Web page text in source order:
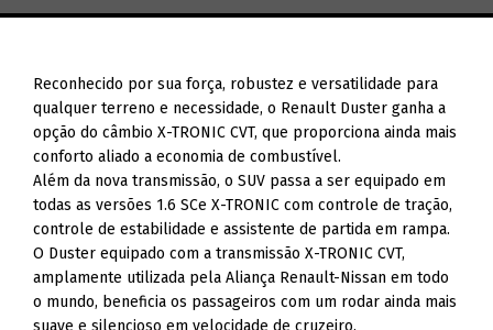
Reconhecido por sua força, robustez e versatilidade para
qualquer terreno e necessidade, o Renault Duster ganha a
opção do câmbio X-TRONIC CVT, que proporciona ainda mais
conforto aliado a economia de combustível.
Além da nova transmissão, o SUV passa a ser equipado em
todas as versões 1.6 SCe X-TRONIC com controle de tração,
controle de estabilidade e assistente de partida em rampa.
O Duster equipado com a transmissão X-TRONIC CVT,
amplamente utilizada pela Aliança Renault-Nissan em todo
o mundo, beneficia os passageiros com um rodar ainda mais
suave e silencioso em velocidade de cruzeiro.